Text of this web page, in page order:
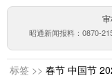
昭通新闻报料：0870-
标签 >> 春节 中国节